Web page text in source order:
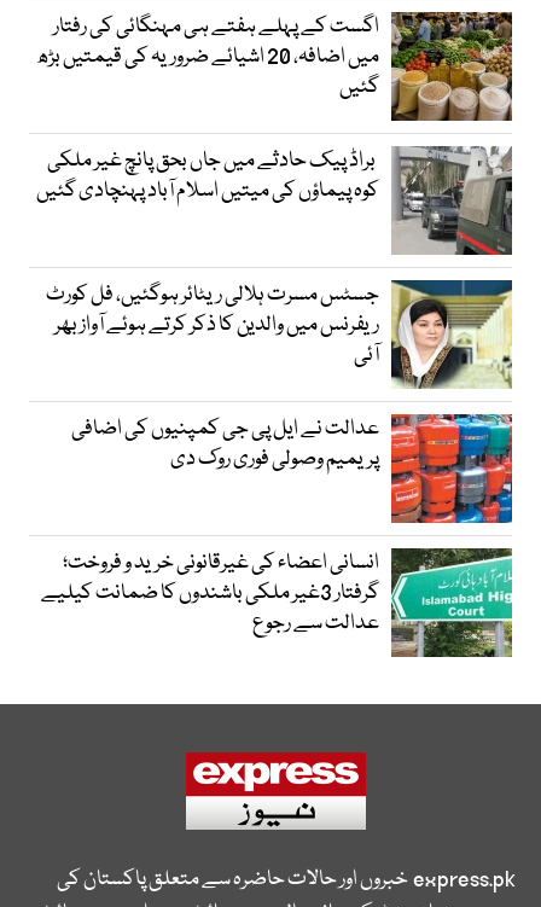
اگست کے پہلے ہفتے ہی مہنگائی کی رفتار
میں اضافہ، 20 اشیائے ضروریہ کی قیمتیں بڑھ
گئیں
براڈ پیک حادثے میں جاں بحق پانچ غیر ملکی
کوہ پیماؤں کی میتیں اسلام آباد پہنچادی گئیں
جسٹس مسرت ہلالی ریٹائر ہوگئیں، فل کورٹ
ریفرنس میں والدین کا ذکر کرتے ہوئے آواز بھر
آئی
عدالت نے ایل پی جی کمپنیوں کی اضافی
پریمیم وصولی فوری روک دی
انسانی اعضاء کی غیرقانونی خرید و فروخت؛
گرفتار 3غیر ملکی باشندوں کا ضمانت کیلیے
عدالت سے رجوع
express.pkخبروں اور حالات حاضرہ سے متعلق پاکستان کی